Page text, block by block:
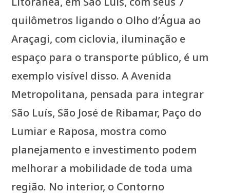
quilômetros ligando o Olho d’Água ao
Araçagi, com ciclovia, iluminação e
espaço para o transporte público, é um
exemplo visível disso. A Avenida
Metropolitana, pensada para integrar
São Luís, São José de Ribamar, Paço do
Lumiar e Raposa, mostra como
planejamento e investimento podem
melhorar a mobilidade de toda uma
região. No interior, o Contorno